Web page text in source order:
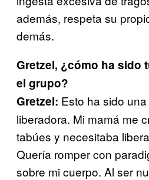
además, respeta su
demás.
Gretzel, ¿cómo ha sido
el grupo?
Gretzel: Esto ha sido
liberadora. Mi mamá me
tabúes y necesitaba
Quería romper con
sobre mi cuerpo. Al ser